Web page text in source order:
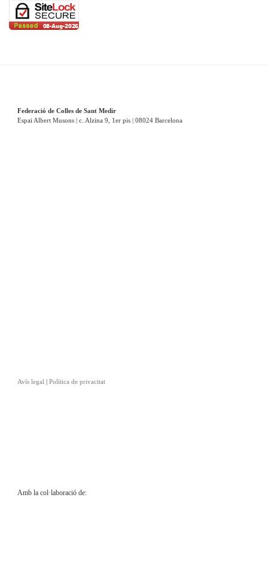
Federació de Colles de Sant Medir
Espai Albert Musons | c. Alzina 9, 1er pis | 08024 Barcelona
Avís legal | Política de privacitat
Amb la col·laboració de: